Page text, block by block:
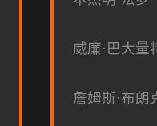
威廉·巴大量
詹姆斯·布朗